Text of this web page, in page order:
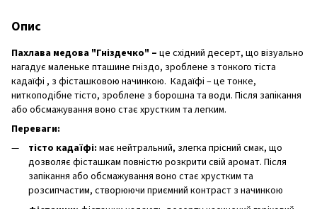
Опис
Пахлава медова "Гніздечко" – це східний десерт, що візуально
нагадує маленьке пташине гніздо, зроблене з тонкого тіста
кадаїфі , з фісташковою начинкою. Кадаїфі – це тонке,
ниткоподібне тісто, зроблене з борошна та води. Після запікання
або обсмажування воно стає хрустким та легким.
Переваги:
тісто кадаїфі: має нейтральний, злегка прісний смак, що
дозволяє фісташкам повністю розкрити свій аромат. Після
запікання або обсмажування воно стає хрустким та
розсипчастим, створюючи приємний контраст з начинкою